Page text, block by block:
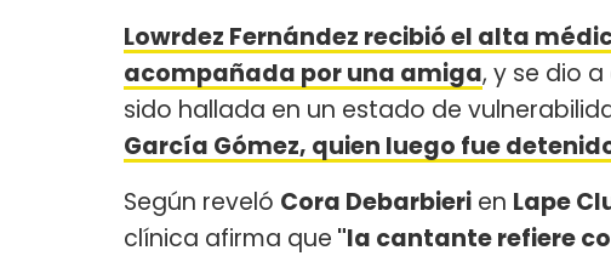
Lowrdez Fernández recibió el alta
acompañada por una amiga, y se dio
sido hallada en un estado de
García Gómez, quien luego fue
Según reveló Cora Debarbieri en Lape
clínica afirma que "la cantante refiere